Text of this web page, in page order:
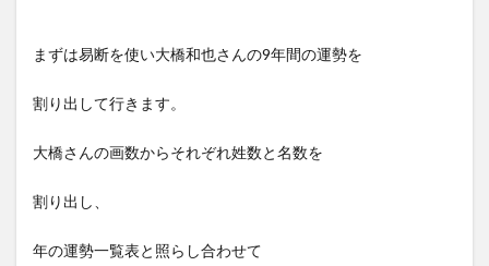
まずは易断を使い大橋和也さんの9年間の運勢を
割り出して行きます。
大橋さんの画数からそれぞれ姓数と名数を
割り出し、
年の運勢一覧表と照らし合わせて